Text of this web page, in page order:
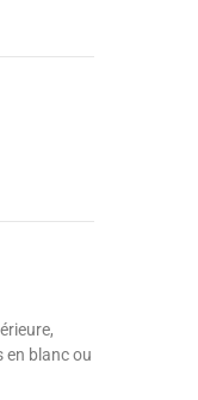
en blanc ou